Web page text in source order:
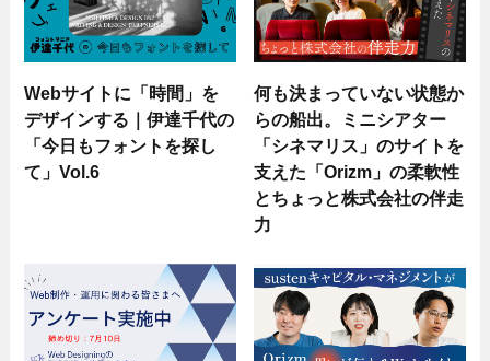
Webサイトに「時間」を
デザインする｜伊達千代の
「今日もフォントを探し
て」Vol.6
何も決まっていない状態か
らの船出。ミニシアター
「シネマリス」のサイトを
支えた「Orizm」の柔軟性
とちょっと株式会社の伴走
力